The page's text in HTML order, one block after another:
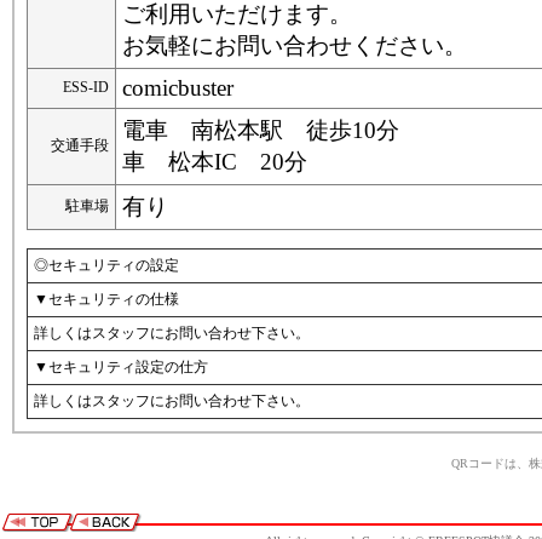
ご利用いただけます。
お気軽にお問い合わせください。
ESS-ID comicbuster
交通手段
電車 南松本駅 徒歩10分
車 松本IC 20分
駐車場 有り
◎セキュリティの設定
▼セキュリティの仕様
詳しくはスタッフにお問い合わせ下さい。
▼セキュリティ設定の仕方
詳しくはスタッフにお問い合わせ下さい。
QRコードは、